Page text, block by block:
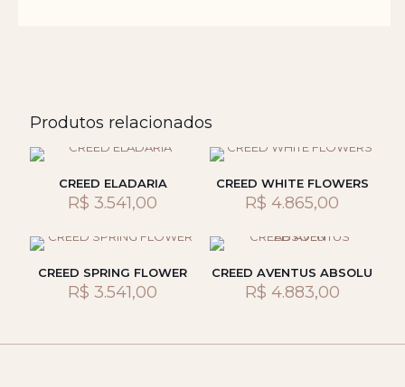
Produtos relacionados
CREED ELADARIA
R$ 3.541,00
CREED WHITE FLOWERS
R$ 4.865,00
CREED SPRING FLOWER
R$ 3.541,00
CREED AVENTUS ABSOLU
R$ 4.883,00